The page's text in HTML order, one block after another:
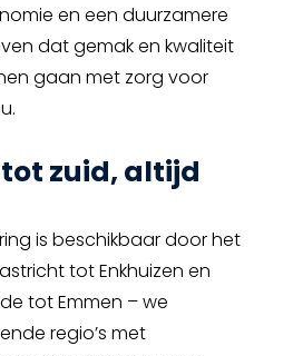
en een duurzamere
dat gemak en kwaliteit
gaan met zorg voor
zuid, altijd
is beschikbaar door het
tot Enkhuizen en
tot Emmen – we
regio’s met